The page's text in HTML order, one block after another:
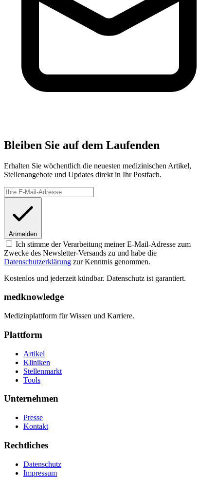
Bleiben Sie auf dem Laufenden
Erhalten Sie wöchentlich die neuesten medizinischen Artikel,
Stellenangebote und Updates direkt in Ihr Postfach.
Anmelden
Ich stimme der Verarbeitung meiner E-Mail-Adresse zum
Zwecke des Newsletter-Versands zu und habe die
Datenschutzerklärung zur Kenntnis genommen.
Kostenlos und jederzeit kündbar. Datenschutz ist garantiert.
medknowledge
Medizinplattform für Wissen und Karriere.
Plattform
Artikel
Kliniken
Stellenmarkt
Tools
Unternehmen
Presse
Kontakt
Rechtliches
Datenschutz
Impressum